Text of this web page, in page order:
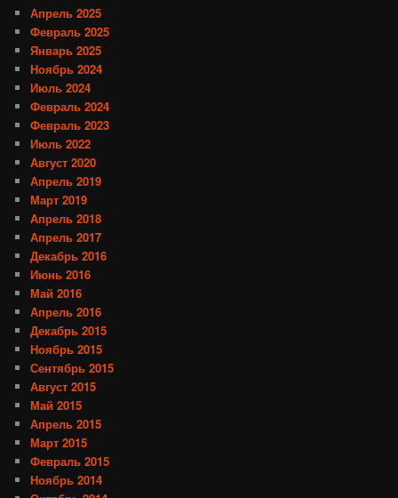
Апрель 2025
Февраль 2025
Январь 2025
Ноябрь 2024
Июль 2024
Февраль 2024
Февраль 2023
Июль 2022
Август 2020
Апрель 2019
Март 2019
Апрель 2018
Апрель 2017
Декабрь 2016
Июнь 2016
Май 2016
Апрель 2016
Декабрь 2015
Ноябрь 2015
Сентябрь 2015
Август 2015
Май 2015
Апрель 2015
Март 2015
Февраль 2015
Ноябрь 2014